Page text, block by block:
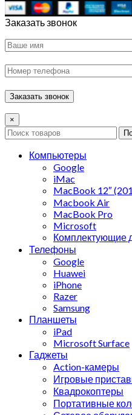
Заказать звонок
×
Компьютеры
Google
iMac
MacBook 12″
Macbook Air
MacBook Pro
Microsoft
Комплектующие
Телефоны
Google
Huawei
iPhone
Razer
Samsung
Планшеты
iPad
Microsoft Surface
Гаджеты
Action-камеры
Игровые
Квадрокоптеры
Портативные